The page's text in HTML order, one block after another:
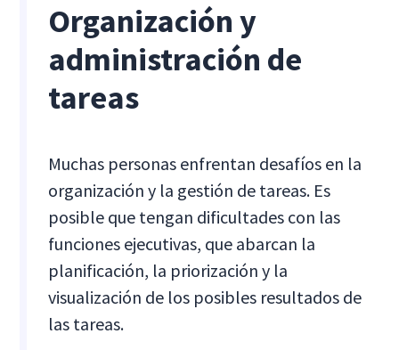
Organización y
administración de
tareas
Muchas personas enfrentan desafíos en la
organización y la gestión de tareas. Es
posible que tengan dificultades con las
funciones ejecutivas, que abarcan la
planificación, la priorización y la
visualización de los posibles resultados de
las tareas.